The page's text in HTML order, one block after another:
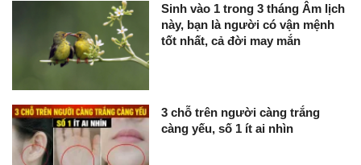
Sinh vào 1 trong 3 tháng Âm lịch
này, bạn là người có vận mệnh
tốt nhất, cả đời may mắn
3 chỗ trên người càng trắng
càng yếu, số 1 ít ai nhìn